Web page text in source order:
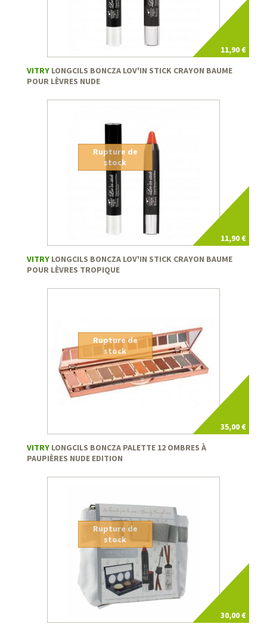
11,90 €
VITRY LONGCILS BONCZA LOV'IN STICK CRAYON BAUME
POUR LÈVRES NUDE
11,90 €
Rupture de
stock
VITRY LONGCILS BONCZA LOV'IN STICK CRAYON BAUME
POUR LÈVRES TROPIQUE
35,00 €
Rupture de
stock
VITRY LONGCILS BONCZA PALETTE 12 OMBRES À
PAUPIÈRES NUDE EDITION
30,00 €
Rupture de
stock